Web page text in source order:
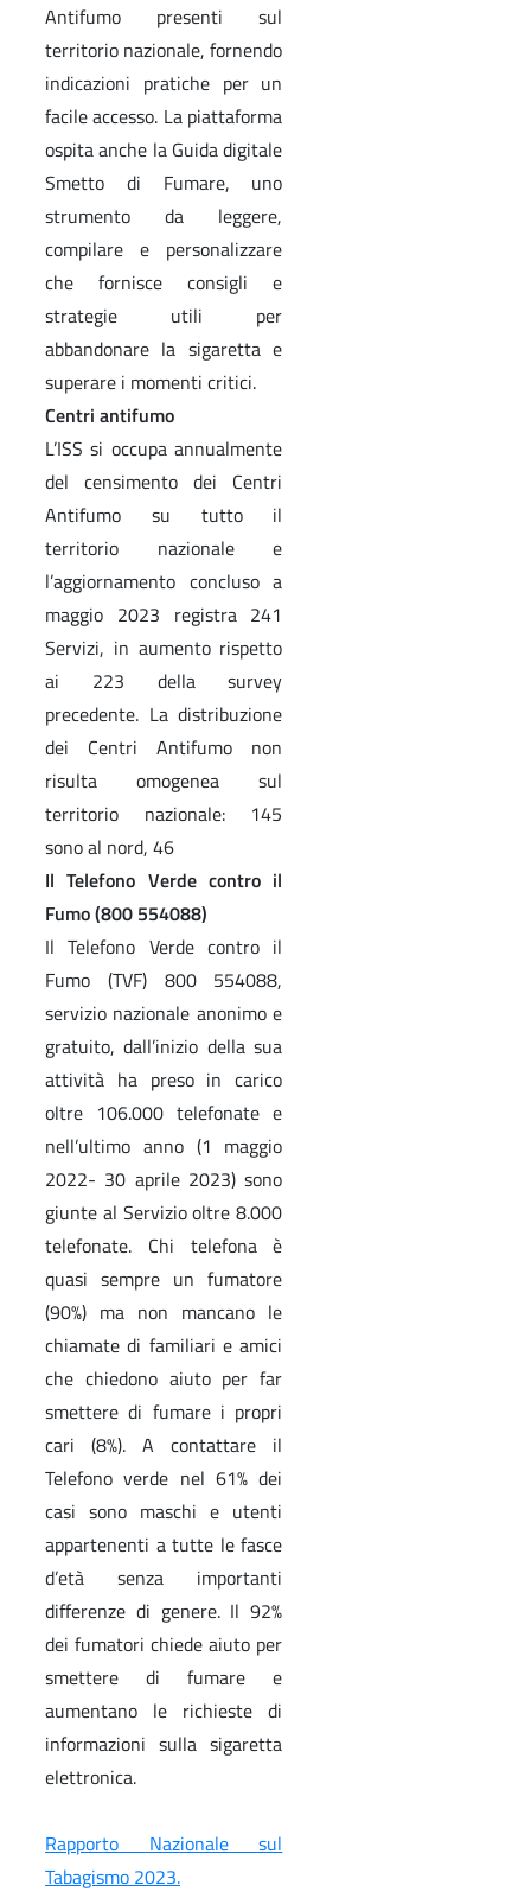
Antifumo presenti sul
territorio nazionale, fornendo
indicazioni pratiche per un
facile accesso. La piattaforma
ospita anche la Guida digitale
Smetto di Fumare, uno
strumento da leggere,
compilare e personalizzare
che fornisce consigli e
strategie utili per
abbandonare la sigaretta e
superare i momenti critici.
Centri antifumo
L’ISS si occupa annualmente
del censimento dei Centri
Antifumo su tutto il
territorio nazionale e
l’aggiornamento concluso a
maggio 2023 registra 241
Servizi, in aumento rispetto
ai 223 della survey
precedente. La distribuzione
dei Centri Antifumo non
risulta omogenea sul
territorio nazionale: 145
sono al nord, 46
Il Telefono Verde contro il
Fumo (800 554088)
Il Telefono Verde contro il
Fumo (TVF) 800 554088,
servizio nazionale anonimo e
gratuito, dall’inizio della sua
attività ha preso in carico
oltre 106.000 telefonate e
nell’ultimo anno (1 maggio
2022- 30 aprile 2023) sono
giunte al Servizio oltre 8.000
telefonate. Chi telefona è
quasi sempre un fumatore
(90%) ma non mancano le
chiamate di familiari e amici
che chiedono aiuto per far
smettere di fumare i propri
cari (8%). A contattare il
Telefono verde nel 61% dei
casi sono maschi e utenti
appartenenti a tutte le fasce
d’età senza importanti
differenze di genere. Il 92%
dei fumatori chiede aiuto per
smettere di fumare e
aumentano le richieste di
informazioni sulla sigaretta
elettronica.
Rapporto Nazionale sul
Tabagismo 2023.